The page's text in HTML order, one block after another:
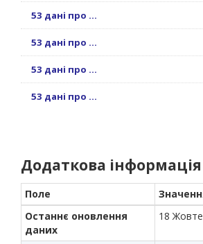
53 дані про ...
53 дані про ...
53 дані про ...
53 дані про ...
Додаткова інформація
Поле
Останнє оновлення
даних
18